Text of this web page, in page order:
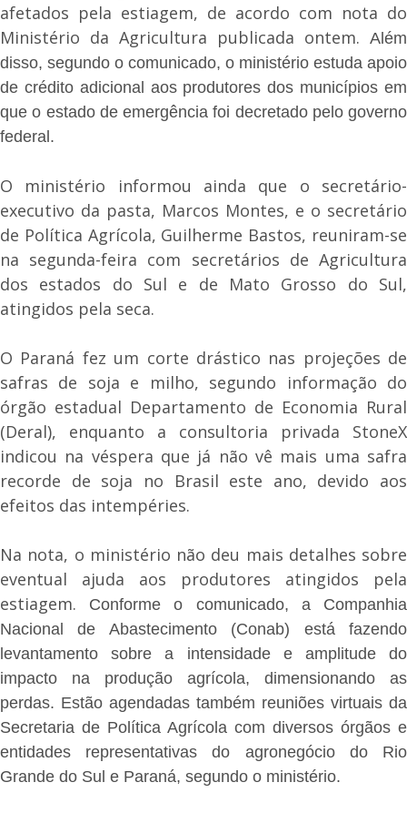
afetados pela estiagem, de acordo com nota do
Ministério da Agricultura publicada ontem. Além
disso, segundo o comunicado, o ministério estuda apoio
de crédito adicional aos produtores dos municípios em
que o estado de emergência foi decretado pelo governo
federal.
O ministério informou ainda que o secretário-
executivo da pasta, Marcos Montes, e o secretário
de Política Agrícola, Guilherme Bastos, reuniram-se
na segunda-feira com secretários de Agricultura
dos estados do Sul e de Mato Grosso do Sul,
atingidos pela seca.
O Paraná fez um corte drástico nas projeções de
safras de soja e milho, segundo informação do
órgão estadual Departamento de Economia Rural
(Deral), enquanto a consultoria privada StoneX
indicou na véspera que já não vê mais uma safra
recorde de soja no Brasil este ano, devido aos
efeitos das intempéries.
Na nota, o ministério não deu mais detalhes sobre
eventual ajuda aos produtores atingidos pela
estiagem.
Conforme o comunicado, a Companhia
Nacional de Abastecimento (Conab) está fazendo
levantamento sobre a intensidade e amplitude do
impacto na produção agrícola, dimensionando as
perdas. Estão agendadas também reuniões virtuais da
Secretaria de Política Agrícola com diversos órgãos e
entidades representativas do agronegócio do Rio
Grande do Sul e Paraná, segundo o ministério.